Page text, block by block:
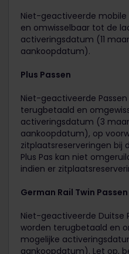
Niet-geactiveerde mobile
en omwisselbaar tot de
activeringsdatum (11
aankoopdatum).
Plus Passen
Niet-geactiveerde
terugbetaald en
activeringsdatum (3
aankoopdatum), op
zitplaatsreserveringen bij
Plus Pas kan niet
indien er
German Rail Twin Passen
Niet-geactiveerde Duitse
worden terugbetaald en
mogelijke
aankoopdatum). Let op,